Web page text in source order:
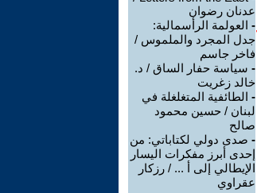
عدنان رضوان
- العولمة الرأسمالية:
جدل المجرد والملموس /
فاخر جاسم
- سياسة حفار الساق / د.
خالد زغريت
- الطائفية المتغلغلة في
لبنان / حسين محمود
صالح
- صدى دولي لكتاباتي: من
إحدى أبرز مفكرات اليسار
الإيطالي إلى أ ... / رزكار
عقراوي